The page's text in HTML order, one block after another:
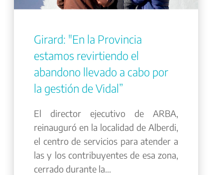
Girard: "En la Provincia
estamos revirtiendo el
abandono llevado a cabo por
la gestión de Vidal”
El director ejecutivo de ARBA,
reinauguró en la localidad de Alberdi,
el centro de servicios para atender a
las y los contribuyentes de esa zona,
cerrado durante la...